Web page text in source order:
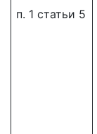
п. 1 статьи 5